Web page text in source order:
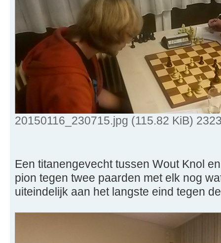
20150116_230715.jpg (115.82 KiB)
Een titanengevecht tussen Wout Knol
pion tegen twee paarden met elk nog
uiteindelijk aan het langste eind tegen